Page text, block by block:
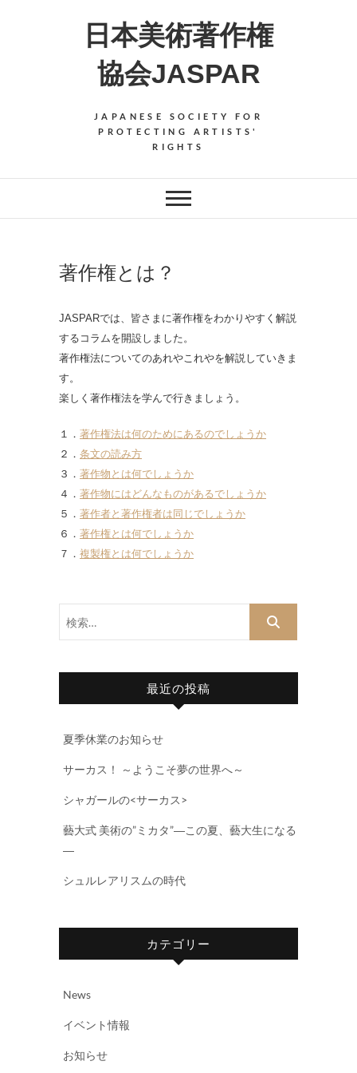
日本美術著作権
協会JASPAR
JAPANESE SOCIETY FOR
PROTECTING ARTISTS'
RIGHTS
著作権とは？
JASPARでは、皆さまに著作権をわかりやすく解説
するコラムを開設しました。
著作権法についてのあれやこれやを解説していきま
す。
楽しく著作権法を学んで行きましょう。
１． 著作権法は何のためにあるのでしょうか
２． 条文の読み方
３． 著作物とは何でしょうか
４． 著作物にはどんなものがあるでしょうか
５． 著作者と著作権者は同じでしょうか
６． 著作権とは何でしょうか
７． 複製権とは何でしょうか
最近の投稿
夏季休業のお知らせ
サーカス！ ～ようこそ夢の世界へ～
シャガールの<サーカス>
藝大式 美術の”ミカタ”―この夏、藝大生になる
―
シュルレアリスムの時代
カテゴリー
News
イベント情報
お知らせ